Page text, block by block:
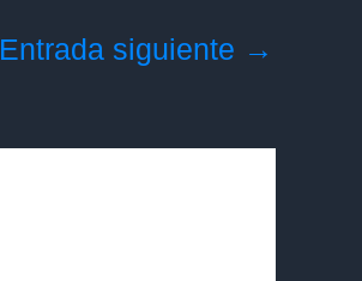
Entrada siguiente →